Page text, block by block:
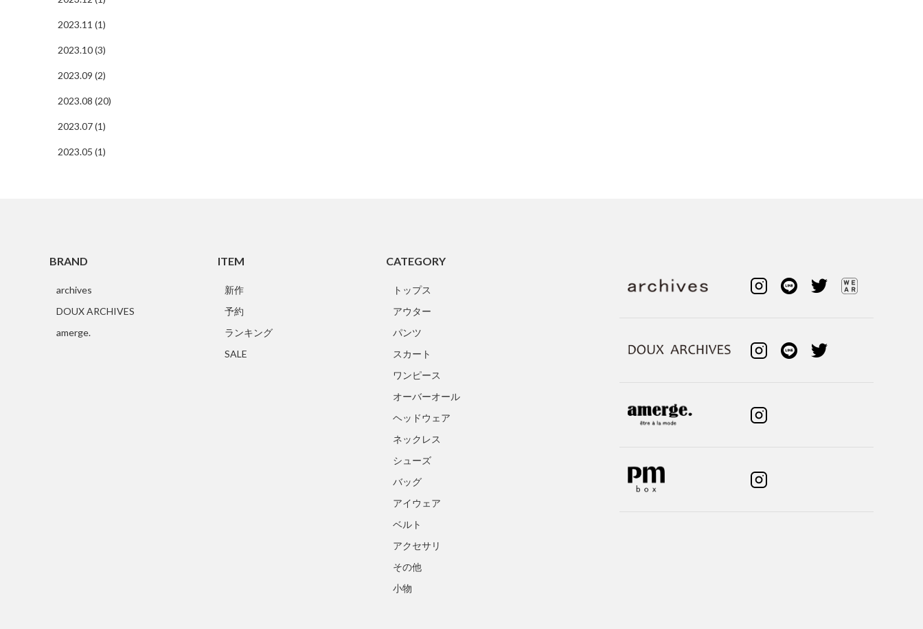
2023.11 (1)
2023.10 (3)
2023.09 (2)
2023.08 (20)
2023.07 (1)
2023.05 (1)
BRAND
archives
DOUX ARCHIVES
amerge.
ITEM
新作
予約
ランキング
SALE
CATEGORY
トップス
アウター
パンツ
スカート
ワンピース
オーバーオール
ヘッドウェア
ネックレス
シューズ
バッグ
アイウェア
ベルト
アクセサリ
その他
小物